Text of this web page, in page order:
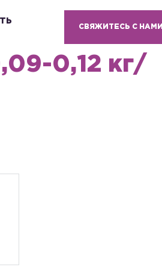
СВЯЖИТЕСЬ С НАМИ
0,12 кг/